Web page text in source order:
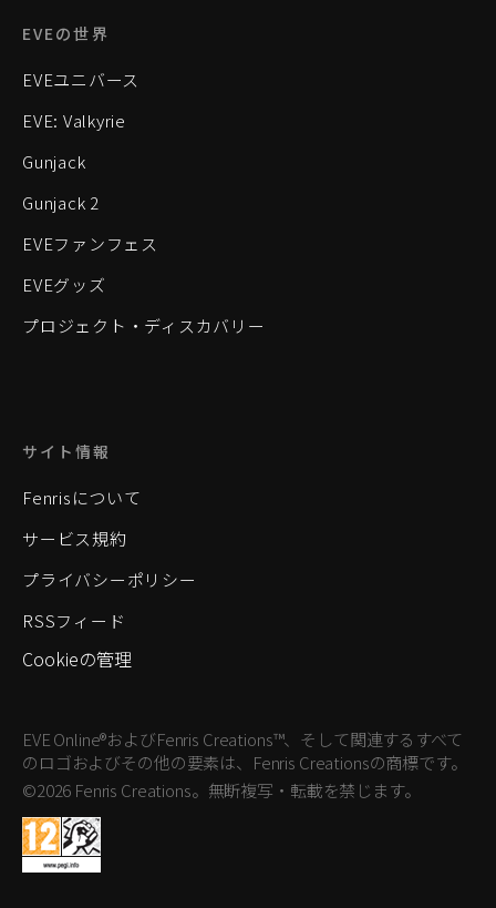
EVEの世界
EVEユニバース
EVE: Valkyrie
Gunjack
Gunjack 2
EVEファンフェス
EVEグッズ
プロジェクト・ディスカバリー
サイト情報
Fenrisについて
サービス規約
プライバシーポリシー
RSSフィード
Cookieの管理
EVE Online®およびFenris Creations™、そして関連するすべて
のロゴおよびその他の要素は、Fenris Creationsの商標です。
©2026 Fenris Creations。無断複写・転載を禁じます。